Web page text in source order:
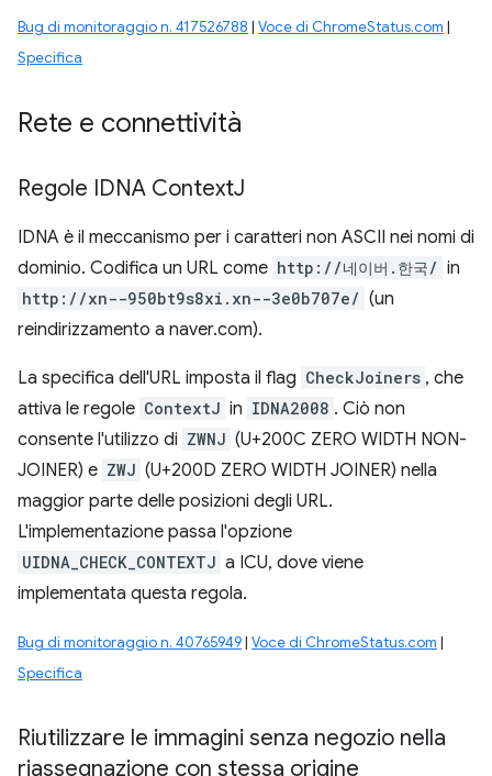
Bug di monitoraggio n. 417526788 | Voce di ChromeStatus.com |
Specifica
Rete e connettività
Regole IDNA ContextJ
IDNA è il meccanismo per i caratteri non ASCII nei nomi di
dominio. Codifica un URL come http://네이버.한국/ in
http://xn--950bt9s8xi.xn--3e0b707e/ (un
reindirizzamento a naver.com).
La specifica dell'URL imposta il flag CheckJoiners , che
attiva le regole ContextJ in IDNA2008 . Ciò non
consente l'utilizzo di ZWNJ (U+200C ZERO WIDTH NON-
JOINER) e ZWJ (U+200D ZERO WIDTH JOINER) nella
maggior parte delle posizioni degli URL.
L'implementazione passa l'opzione
UIDNA_CHECK_CONTEXTJ a ICU, dove viene
implementata questa regola.
Bug di monitoraggio n. 40765949| Voce di ChromeStatus.com |
Specifica
Riutilizzare le immagini senza negozio nella
riassegnazione con stessa origine